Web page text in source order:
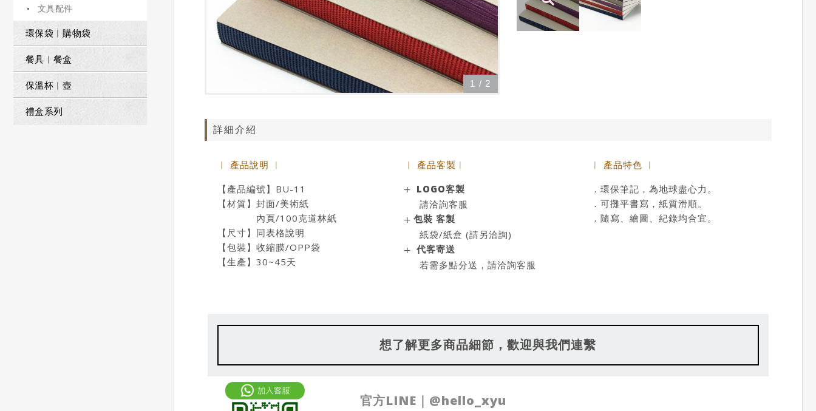
文具配件
環保袋︱購物袋
餐具︱餐盒
保溫杯︱壺
禮盒系列
1 / 2
詳細介紹
︱ 產品說明 ︱
【產品編號】BU-11
【材質】封面/美術紙
內頁/100克道林紙
【尺寸】同表格說明
【包裝】收縮膜/OPP袋
【生產】30~45天
︱ 產品客製︱
LOGO客製
請洽詢客服
包裝 客製
紙袋/紙盒 (請另洽詢)
代客寄送
若需多點分送，請洽詢客服
︱ 產品特色 ︱
．環保筆記，為地球盡心力。
．可攤平書寫，紙質滑順。
．隨寫、繪圖、紀錄均合宜。
想了解更多商品細節，歡迎與我們連繫
官方LINE｜ @hello_xyu